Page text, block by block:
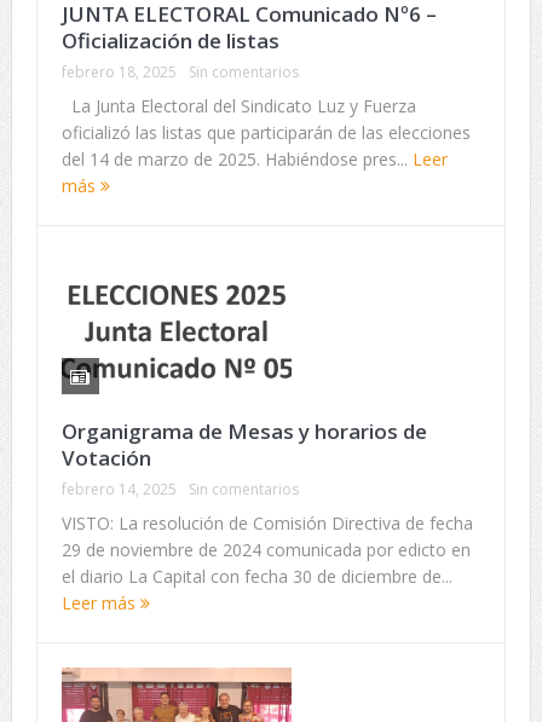
JUNTA ELECTORAL Comunicado Nº6 –
Oficialización de listas
febrero 18, 2025 Sin comentarios
La Junta Electoral del Sindicato Luz y Fuerza
oficializó las listas que participarán de las elecciones
del 14 de marzo de 2025. Habiéndose pres... Leer
más
Organigrama de Mesas y horarios de
Votación
febrero 14, 2025 Sin comentarios
VISTO: La resolución de Comisión Directiva de fecha
29 de noviembre de 2024 comunicada por edicto en
el diario La Capital con fecha 30 de diciembre de...
Leer más